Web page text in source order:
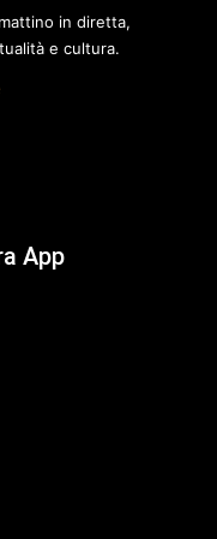
in diretta,
e cultura.
App